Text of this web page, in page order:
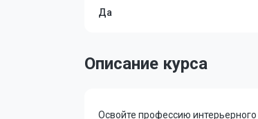
Да
Описание курса
Освойте профессию